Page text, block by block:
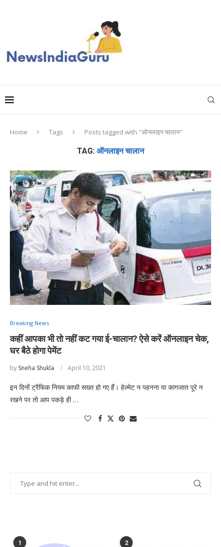
Home Tags Posts tagged with "ऑनलाइन चालान"
TAG: ऑनलाइन चालान
Breaking News
कहीं आपका भी तो नहीं कट गया ई-चालान? ऐसे करें ऑनलाइन चेक,
घर बैठे होगा पेमेंट
by Sneha Shukla April 10, 2021
इन दिनों ट्रैफिक नियम काफी सख्त हो गए हैं। हेल्मेट न पहनना या कागजात पूरे न
रखने पर तो आप पकड़े ही …
1 2